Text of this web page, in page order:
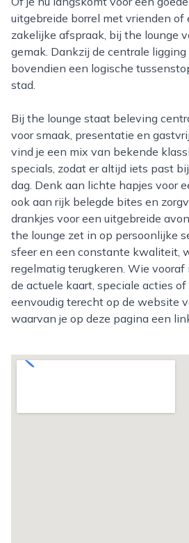
uitgebreide borrel met vrienden of
zakelijke afspraak, bij the lounge
gemak. Dankzij de centrale
bovendien een logische
stad.
Bij the lounge staat beleving centraal, met aandacht
voor smaak, presentatie en
vind je een mix van bekende
specials, zodat er altijd iets past
dag. Denk aan lichte hapjes voor
ook aan rijk belegde bites en
drankjes voor een uitgebreide
the lounge zet in op persoonlijke
sfeer en een constante kwaliteit,
regelmatig terugkeren. Wie
de actuele kaart, speciale acties
eenvoudig terecht op de website
waarvan je op deze pagina een